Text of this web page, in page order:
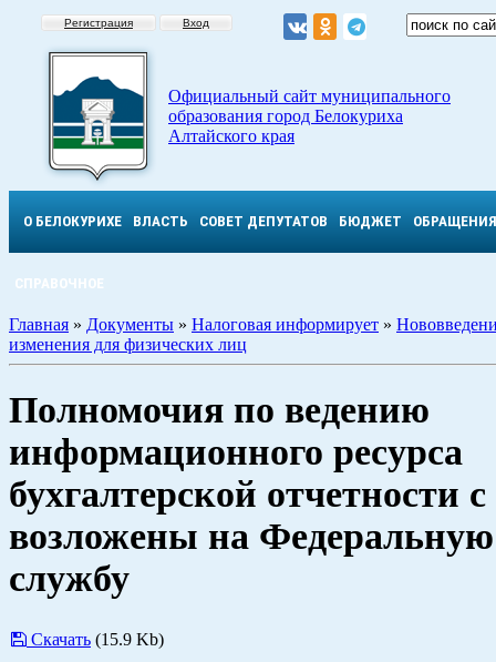
Регистрация Вход
Официальный сайт муниципального
образования город Белокуриха
Алтайского края
О БЕЛОКУРИХЕ ВЛАСТЬ СОВЕТ ДЕПУТАТОВ БЮДЖЕТ ОБРАЩЕНИЯ
СПРАВОЧНОЕ
Главная » Документы » Налоговая информирует »
изменения для физических лиц
Полномочия по ведению
информационного ресурса
бухгалтерской отчетности с
возложены на
службу
Скачать (15.9 Kb)